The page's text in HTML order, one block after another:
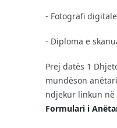
- Fotografi
- Diploma e
Prej datës 1
mundëson
ndjekur linkun në
Formulari i